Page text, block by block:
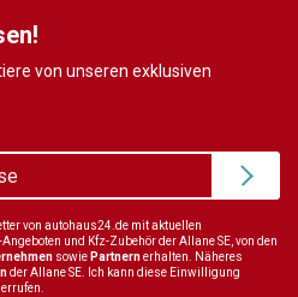
von unseren exklusiven
von autohaus24.de mit aktuellen
und Kfz-Zubehör der Allane SE, von den
sowie Partnernerhalten. Näheres
der Allane SE. Ich kann diese Einwilligung